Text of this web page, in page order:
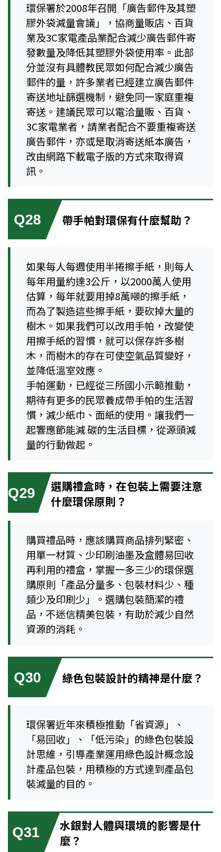
環保署於2008年召開「廣告郵件及其塑
膠外袋減量會議」，協商量販店、百貨
業及3C家電產品業配合減少廣告郵件寄
發數量及降低其塑膠外袋使用率。此部
分並沒有具體教民眾如何配合減少廣告
郵件的量，許多業者已經建立廣告郵件
寄送地址篩選機制，避免同一家庭重複
寄送。建議民眾可以電洽量販、百貨、
3C家電業者，請業者配合不要重複寄送
廣告郵件，亦或是取消寄送紙本廣告，
改由網路下載電子版的方式來取得資
訊。
Q28 帶手帕對環保有什麼幫助？
如果每人每週使用半捲擦手紙，則每人
每年用量約達3公斤，以2000萬人使用
估算，每年就要用掉8萬噸的擦手紙，
而為了製造這些擦手紙，要砍掉大量的
樹木。如果我們可以改用手帕，改變使
用擦手紙的習慣，就可以保存許多樹
木，而樹木的存在可使空氣品質變好，
並降低溫室效應。
手帕運動，已經從三所國小示範推動，
期待有更多的民眾養成帶手帕的生活習
慣，減少紙巾、面紙的使用。讓我們一
起響應節能減 碳的生活目標，從源頭減
量的行動做起。
Q29
選購禮盒時，在包裝上需要注意
什麼環保原則？
購買禮品時，應該購買商品排列緊密、
用單一材質、少印刷油墨及盒體易回收
再利用的禮盒，掌握一多三少的環保選
購原則「產品分量多、包裝材料少、種
類少及印刷少」。選購包裝簡潔的禮
品，不迷信精美包裝，有助於減少自然
資源的消耗。
Q30 綠色包裝設計的精神是什麼？
環保署近年來積極推動「省資源」、
「易回收」、「低污染」的綠色包裝設
計思維，引導產業運用綠色設計概念設
計產品包裝，用積極的方式達到產品包
裝減量的目的。
Q31
水銀對人體與環境的影響是什
麼？